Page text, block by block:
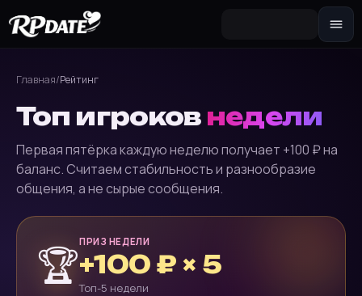
Собери внешность и сгенерируй
Сценарий
Секстинг-чат 🔥
Переписка 18+ и фото по запросу
Групповой чат
героинями
Вселенные ✨
Свой мир: опиши ситуацию и играй
Главная/Рейтинг
Топ игроков недели
Первая пятёрка каждую неделю получает +100 ₽ на
баланс. Считаем стабильность и разнообразие
общения, а не сырые сообщения.
🏆ПРИЗ НЕДЕЛИ
+100 ₽ × 5
Топ-5 недели